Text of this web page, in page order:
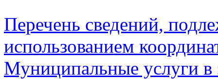
Перечень сведений,
использованием
Муниципальные услуги в